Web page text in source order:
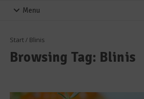
Menu
Start/ Blinis
Browsing Tag: Blinis